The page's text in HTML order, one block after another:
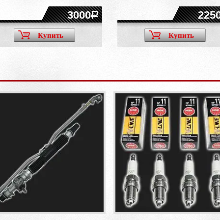
3000
Купить Купить